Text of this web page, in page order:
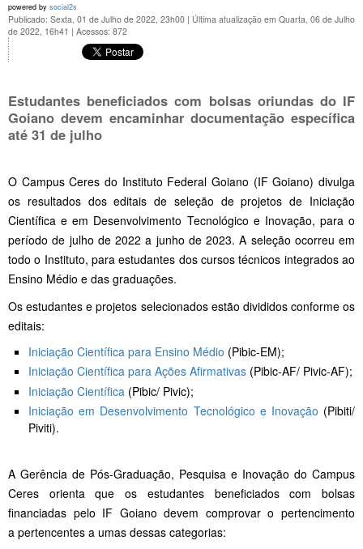
powered by social2s
Publicado: Sexta, 01 de Julho de 2022, 23h00 | Última atualização em Quarta, 06 de Julho
de 2022, 16h41 | Acessos: 872
Estudantes beneficiados com bolsas oriundas do IF
Goiano devem encaminhar documentação específica
até 31 de julho
O Campus Ceres do Instituto Federal Goiano (IF Goiano) divulga
os resultados dos editais de seleção de projetos de Iniciação
Científica e em Desenvolvimento Tecnológico e Inovação, para o
período de julho de 2022 a junho de 2023. A seleção ocorreu em
todo o Instituto, para estudantes dos cursos técnicos integrados ao
Ensino Médio e das graduações.
Os estudantes e projetos selecionados estão divididos conforme os
editais:
Iniciação Científica para Ensino Médio (Pibic-EM);
Iniciação Científica para Ações Afirmativas (Pibic-AF/ Pivic-AF);
Iniciação Científica (Pibic/ Pivic);
Iniciação em Desenvolvimento Tecnológico e Inovação (Pibiti/
Piviti).
A Gerência de Pós-Graduação, Pesquisa e Inovação do Campus
Ceres orienta que os estudantes beneficiados com bolsas
financiadas pelo IF Goiano devem comprovar o pertencimento
a pertencentes a umas dessas categorias: